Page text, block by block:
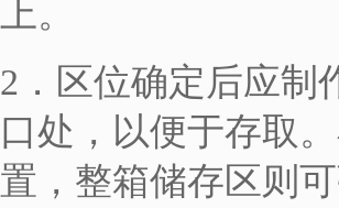
上。
2．区位确定后应制
口处，以便于存取
置，整箱储存区则